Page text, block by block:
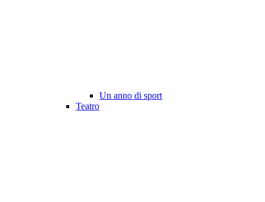
Un anno di sport
Teatro